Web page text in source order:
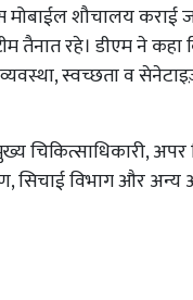
शौचालय कराई
तैनात रहे। डीएम ने
स्वच्छता व
चिकित्साधिकारी, अपर
सिचाई विभाग और अन्य